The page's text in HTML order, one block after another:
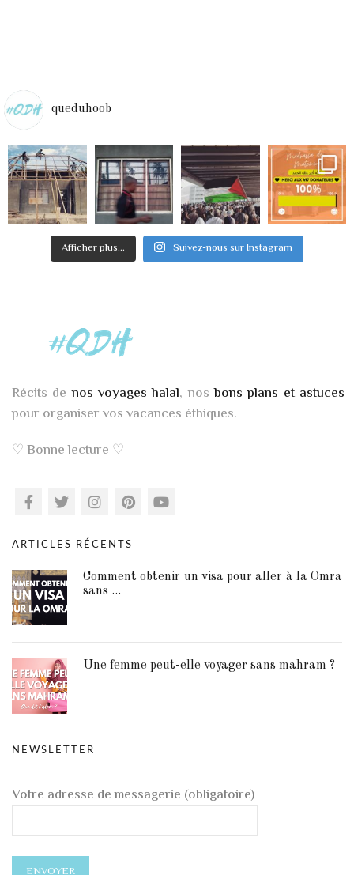
queduhoob
Afficher plus... Suivez-nous sur Instagram
Récits denos voyages halal, nosbons plans et astuces
pour organiser vos vacances éthiques.
♡ Bonne lecture ♡
ARTICLES RÉCENTS
Comment obtenir un visa pour aller à la Omra
sans ...
Une femme peut-elle voyager sans mahram ?
NEWSLETTER
Votre adresse de messagerie (obligatoire)